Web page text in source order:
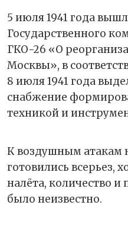
5 июля 1941 года
Государственного
ГКО-26 «О
Москвы», в
8 июля 1941 года
снабжение
техникой и
К воздушным атакам
готовились всерьез,
налёта, количество
было неизвестно.